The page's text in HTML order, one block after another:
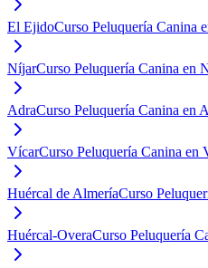
El EjidoCurso Peluquería Canina
NíjarCurso Peluquería Canina en
AdraCurso Peluquería Canina en
VícarCurso Peluquería Canina en
Huércal de AlmeríaCurso
Huércal-OveraCurso Peluquería